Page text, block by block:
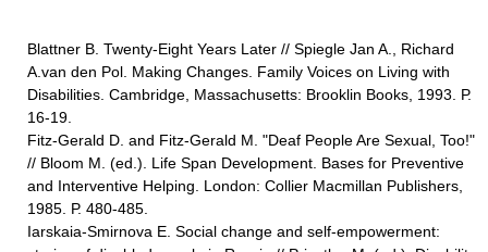
Blattner B. Twenty-Eight Years Later // Spiegle Jan A., Richard
A.van den Pol. Making Changes. Family Voices on Living with
Disabilities. Cambridge, Massachusetts: Brooklin Books, 1993. Р.
16-19.
Fitz-Gerald D. and Fitz-Gerald M. "Deaf People Are Sexual, Too!"
// Bloom M. (ed.). Life Span Development. Bases for Preventive
and Interventive Helping. London: Collier Macmillan Publishers,
1985. Р. 480-485.
Iarskaia-Smirnova E. Social change and self-empowerment: